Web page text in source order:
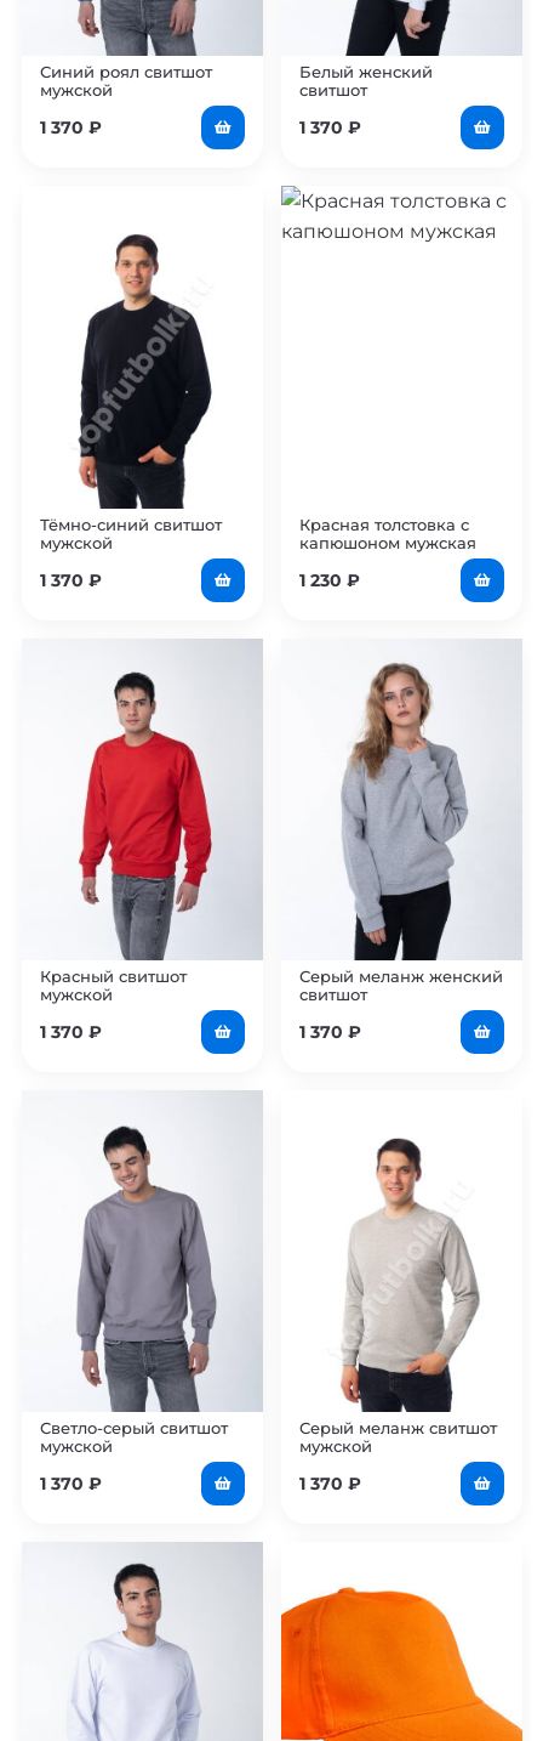
Синий роял свитшот
мужской
1 370 ₽
Белый женский
свитшот
1 370 ₽
Тёмно-синий свитшот
мужской
1 370 ₽
Красная толстовка с
капюшоном мужская
1 230 ₽
Красный свитшот
мужской
1 370 ₽
Серый меланж женский
свитшот
1 370 ₽
Светло-серый свитшот
мужской
1 370 ₽
Серый меланж свитшот
мужской
1 370 ₽